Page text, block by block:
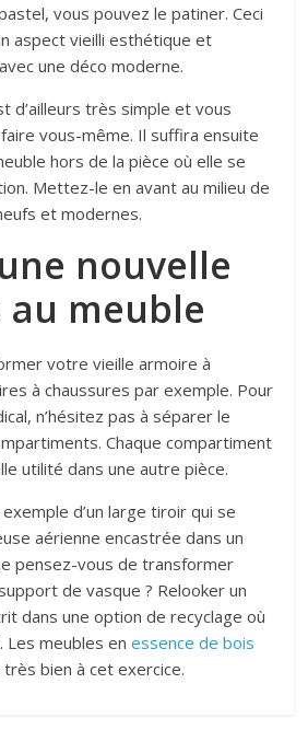
vous pouvez le patiner. Ceci
aspect vieilli esthétique et
une déco moderne.
d’ailleurs très simple et vous
vous-même. Il suffira ensuite
hors de la pièce où elle se
Mettez-le en avant au milieu de
et modernes.
nouvelle
meuble
votre vieille armoire à
à chaussures par exemple. Pour
n’hésitez pas à séparer le
Chaque compartiment
utilité dans une autre pièce.
d’un large tiroir qui se
aérienne encastrée dans un
pensez-vous de transformer
de vasque ? Relooker un
dans une option de recyclage où
meubles en essence de bois
bien à cet exercice.